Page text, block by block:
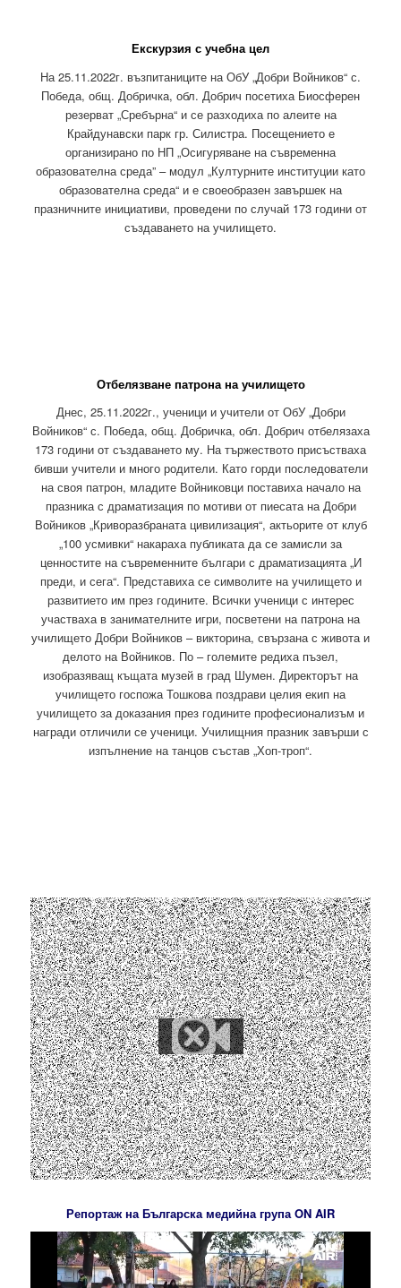
Екскурзия с учебна цел
На 25.11.2022г. възпитаниците на ОбУ „Добри Войников“ с.
Победа, общ. Добричка, обл. Добрич посетиха Биосферен
резерват „Сребърна“ и се разходиха по алеите на
Крайдунавски парк гр. Силистра. Посещението е
организирано по НП „Осигуряване на съвременна
образователна среда” – модул „Културните институции като
образователна среда“ и е своеобразен завършек на
празничните инициативи, проведени по случай 173 години от
създаването на училището.
Отбелязване патрона на училището
Днес, 25.11.2022г., ученици и учители от ОбУ „Добри
Войников“ с. Победа, общ. Добричка, обл. Добрич отбелязаха
173 години от създаването му. На тържеството присъстваха
бивши учители и много родители. Като горди последователи
на своя патрон, младите Войниковци поставиха начало на
празника с драматизация по мотиви от пиесата на Добри
Войников „Криворазбраната цивилизация“, актьорите от клуб
„100 усмивки“ накараха публиката да се замисли за
ценностите на съвременните българи с драматизацията „И
преди, и сега“. Представиха се символите на училището и
развитието им през годините. Всички ученици с интерес
участваха в занимателните игри, посветени на патрона на
училището Добри Войников – викторина, свързана с живота и
делото на Войников. По – големите редиха пъзел,
изобразяващ къщата музей в град Шумен. Директорът на
училището госпожа Тошкова поздрави целия екип на
училището за доказания през годините професионализъм и
награди отличили се ученици. Училищния празник завърши с
изпълнение на танцов състав „Хоп-троп“.
Репортаж на Българска медийна група ON AIR